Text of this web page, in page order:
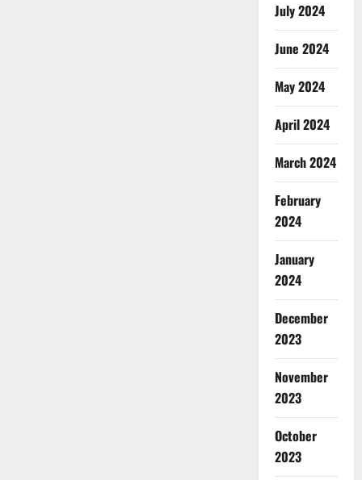
July 2024
June 2024
May 2024
April 2024
March 2024
February
2024
January
2024
December
2023
November
2023
October
2023